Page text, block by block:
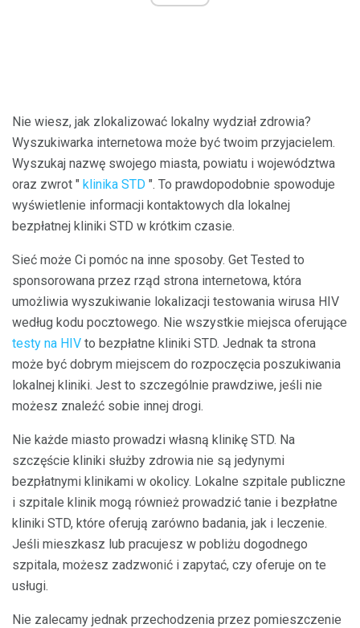
Nie wiesz, jak zlokalizować lokalny wydział zdrowia?
Wyszukiwarka internetowa może być twoim przyjacielem.
Wyszukaj nazwę swojego miasta, powiatu i województwa
oraz zwrot " klinika STD ". To prawdopodobnie spowoduje
wyświetlenie informacji kontaktowych dla lokalnej
bezpłatnej kliniki STD w krótkim czasie.
Sieć może Ci pomóc na inne sposoby. Get Tested to
sponsorowana przez rząd strona internetowa, która
umożliwia wyszukiwanie lokalizacji testowania wirusa HIV
według kodu pocztowego. Nie wszystkie miejsca oferujące
testy na HIV to bezpłatne kliniki STD. Jednak ta strona
może być dobrym miejscem do rozpoczęcia poszukiwania
lokalnej kliniki. Jest to szczególnie prawdziwe, jeśli nie
możesz znaleźć sobie innej drogi.
Nie każde miasto prowadzi własną klinikę STD. Na
szczęście kliniki służby zdrowia nie są jedynymi
bezpłatnymi klinikami w okolicy. Lokalne szpitale publiczne
i szpitale klinik mogą również prowadzić tanie i bezpłatne
kliniki STD, które oferują zarówno badania, jak i leczenie.
Jeśli mieszkasz lub pracujesz w pobliżu dogodnego
szpitala, możesz zadzwonić i zapytać, czy oferuje on te
usługi.
Nie zalecamy jednak przechodzenia przez pomieszczenie